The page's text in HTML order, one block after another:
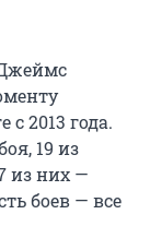
2013 года.
19 из
из них —
боев — все